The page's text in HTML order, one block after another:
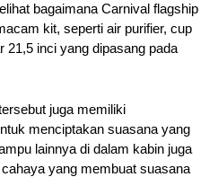
bagaimana Carnival flagship
kit, seperti air purifier, cup
21,5 inci yang dipasang pada
juga memiliki
menciptakan suasana yang
lainnya di dalam kabin juga
yang membuat suasana